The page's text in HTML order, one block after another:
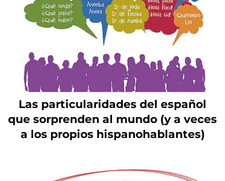
Las particularidades del español
que sorprenden al mundo (y a veces
a los propios hispanohablantes)